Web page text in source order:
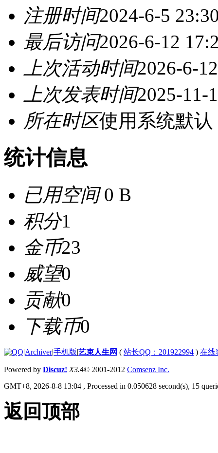
注册时间2024-6-5
最后访问2026-6-12
上次活动时间2026-6-
上次发表时间2025-11-
所在时区使用系统默认
统计信息
已用空间0 B
积分1
金币23
威望0
贡献0
下载币0
|Archiver|手机版|艺束人生网 ( 站长QQ：201922994 ) 在线
Powered by Discuz! X3.4© 2001-2012 Comsenz Inc.
GMT+8, 2026-8-8 13:04 , Processed in 0.050628 second(s), 15
返回顶部